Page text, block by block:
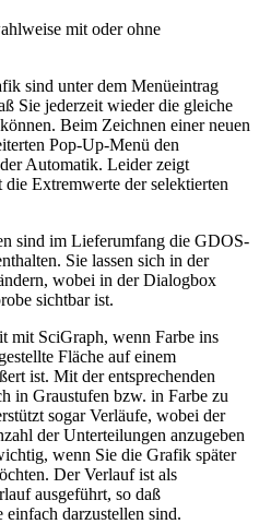
mit oder ohne
sind unter dem Menüeintrag
Sie jederzeit wieder die gleiche
Beim Zeichnen einer neuen
Pop-Up-Menü den
Automatik. Leider zeigt
Extremwerte der selektierten
sind im Lieferumfang die GDOS-
Sie lassen sich in der
wobei in der Dialogbox
sichtbar ist.
mit SciGraph, wenn Farbe ins
Fläche auf einem
ist. Mit der entsprechenden
in Graustufen bzw. in Farbe zu
sogar Verläufe, wobei der
der Unterteilungen anzugeben
wenn Sie die Grafik später
Der Verlauf ist als
ausgeführt, so daß
darzustellen sind.